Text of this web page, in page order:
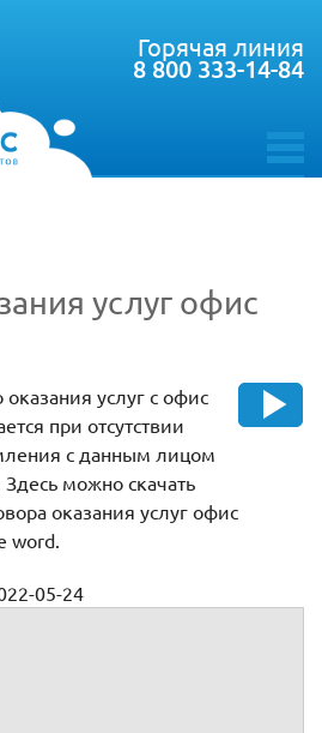
toggle
Горячая линия
8 800 333-14-84
услуг офис
услуг с офис
при отсутствии
с данным лицом
можно скачать
оказания услуг офис
word.
05-24